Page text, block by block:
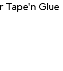
Tape'n Glue